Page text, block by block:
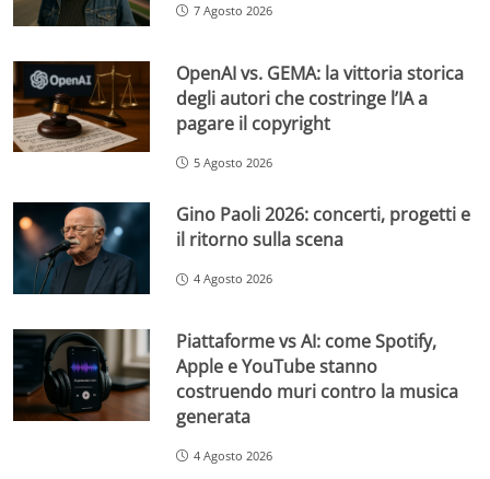
7 Agosto 2026
OpenAI vs. GEMA: la vittoria storica
degli autori che costringe l’IA a
pagare il copyright
5 Agosto 2026
Gino Paoli 2026: concerti, progetti e
il ritorno sulla scena
4 Agosto 2026
Piattaforme vs AI: come Spotify,
Apple e YouTube stanno
costruendo muri contro la musica
generata
4 Agosto 2026